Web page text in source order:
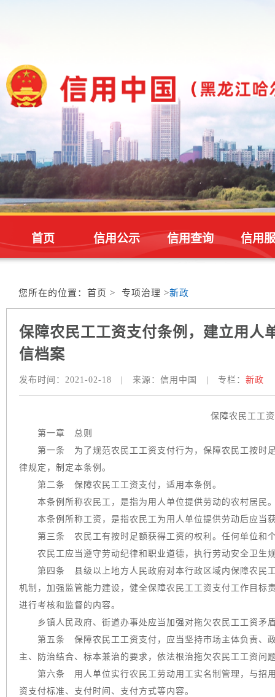
首页 信用公示 信用查询 信用
您所在的位置： 首页 > 专项治理 >新政
保障农民工工资支付条例，建立用人
信档案
发布时间： 2021-02-18 来源： 信用中国 专栏： 新政
保障农民工工
第一章 总则
第一条 为了规范农民工工资支付行为，保障农民工按时足
律规定，制定本条例。
第二条 保障农民工工资支付，适用本条例。
本条例所称农民工，是指为用人单位提供劳动的农村居民
本条例所称工资，是指农民工为用人单位提供劳动后应当
第三条 农民工有按时足额获得工资的权利。任何单位和个
农民工应当遵守劳动纪律和职业道德，执行劳动安全卫生
第四条 县级以上地方人民政府对本行政区域内保障农民工
机制，加强监管能力建设，健全保障农民工工资支付工作目标
进行考核和监督的内容。
乡镇人民政府、街道办事处应当加强对拖欠农民工工资矛
第五条 保障农民工工资支付，应当坚持市场主体负责、政
主、防治结合、标本兼治的要求，依法根治拖欠农民工工资问
第六条 用人单位实行农民工劳动用工实名制管理，与招用
资支付标准、支付时间、支付方式等内容。